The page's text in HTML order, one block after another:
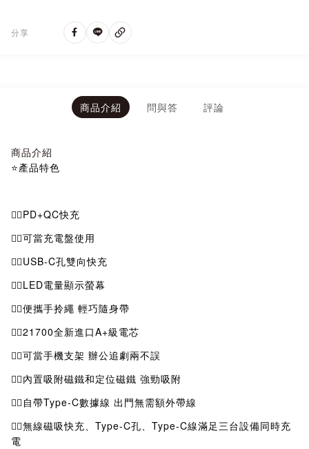
分享
商品介紹 問與答 評論
商品介紹
⭐產品特色
👉🏻PD+QC快充
👉🏻可當充電盤使用
👉🏻USB-C孔雙向快充
👉🏻LED電量顯示螢幕
👉🏻便攜手拎繩 輕巧隨身帶
👉🏻21700全新進口A+級電芯
👉🏻可當手機支架 辦公追劇兩不誤
👉🏻內置吸附磁鐵和定位磁鐵 強勁吸附
👉🏻自帶Type-C數據線 出門無需額外帶線
👉🏻無線磁吸快充、Type-C孔、Type-C線滿足三台設備同時充
電